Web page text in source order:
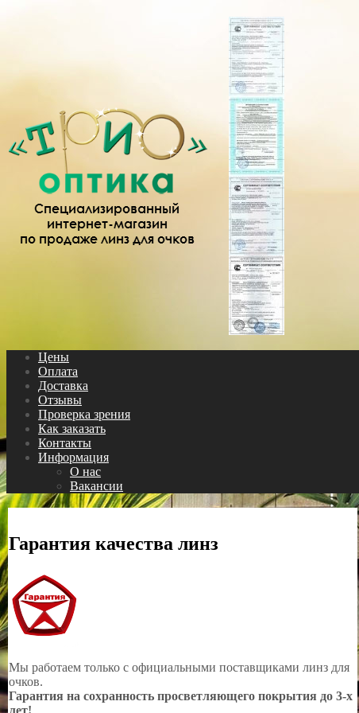
Цены
Оплата
Доставка
Отзывы
Проверка зрения
Как заказать
Контакты
Информация
О нас
Вакансии
Гарантия качества линз
Мы работаем только с официальными поставщиками линз для
очков.
Гарантия на сохранность просветляющего покрытия до 3-х
лет!